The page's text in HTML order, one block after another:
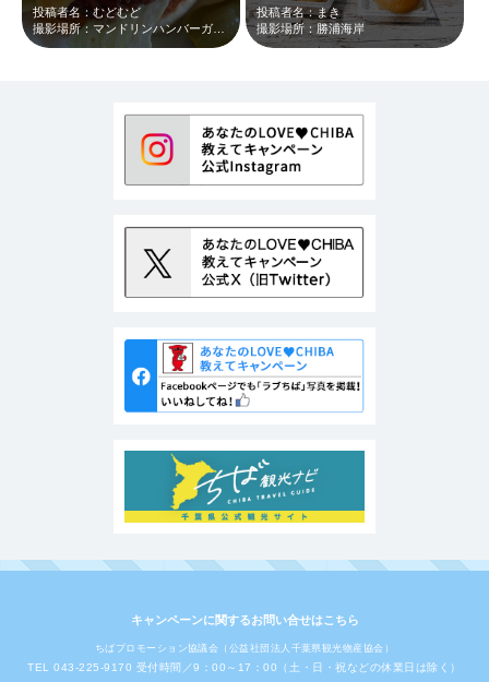
投稿者名：むどむど
撮影場所：マンドリンハンバーガーキッチン
投稿者名：まき
撮影場所：勝浦海岸
キャンペーンに関するお問い合せはこちら
ちばプロモーション協議会（公益社団法人千葉県観光物産協会）
TEL 043-225-9170 受付時間／9：00～17：00（土・日・祝などの休業日は除く）